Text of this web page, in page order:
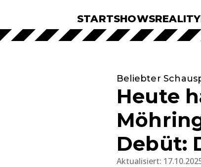
STARTSHOWSREALITY
Beliebter
Heute
Debüt:
Aktualisiert: